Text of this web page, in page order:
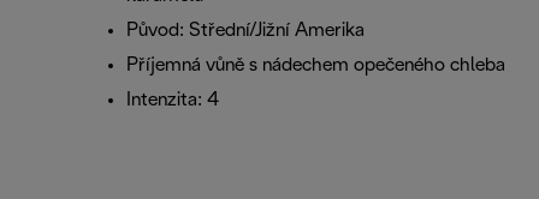
Původ: Střední/Jižní Amerika
Příjemná vůně s nádechem opečeného chleba
Intenzita: 4